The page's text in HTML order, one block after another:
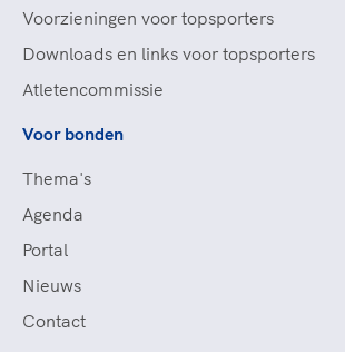
Voorzieningen voor topsporters
Downloads en links voor topsporters
Atletencommissie
Voor bonden
Thema's
Agenda
Portal
Nieuws
Contact